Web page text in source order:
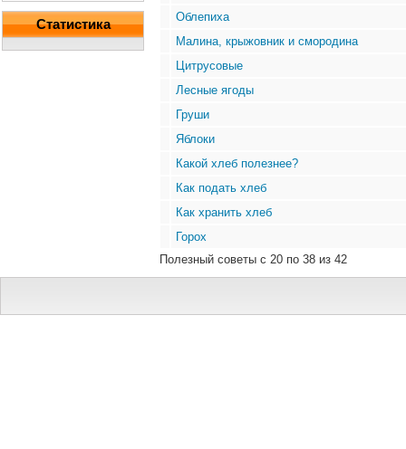
Статистика
Облепиха
Малина, крыжовник и смородина
Цитрусовые
Лесные ягоды
Груши
Яблоки
Какой хлеб полезнее?
Как подать хлеб
Как хранить хлеб
Горох
Полезный советы с 20 по 38 из 42